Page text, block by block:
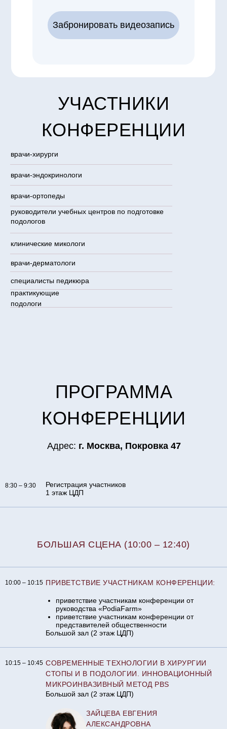
Забронировать видеозапись
УЧАСТНИКИ
КОНФЕРЕНЦИИ
врачи-ортопеды
практикующие
подологи
врачи-хирурги
врачи-эндокринологи
клинические микологи
руководители учебных центров по подготовке
подологов
врачи-дерматологи
специалисты педикюра
ПРОГРАММА
КОНФЕРЕНЦИИ
Адрес: г. Москва, Покровка 47
8:30 – 9:30
Регистрация участников
1 этаж ЦДП
БОЛЬШАЯ СЦЕНА (10:00 – 12:40)
10:00 – 10:15 ПРИВЕТСТВИЕ УЧАСТНИКАМ КОНФЕРЕНЦИИ:
приветствие участникам конференции от
руководства «PodiaFarm»
приветствие участникам конференции от
представителей общественности
Большой зал (2 этаж ЦДП)
10:15 – 10:45 СОВРЕМЕННЫЕ ТЕХНОЛОГИИ В ХИРУРГИИ
СТОПЫ И В ПОДОЛОГИИ. ИННОВАЦИОННЫЙ
МИКРОИНВАЗИВНЫЙ МЕТОД PBS
Большой зал (2 этаж ЦДП)
ЗАЙЦЕВА ЕВГЕНИЯ
АЛЕКСАНДРОВНА